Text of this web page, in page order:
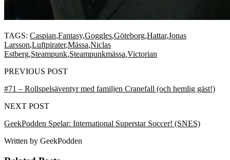
TAGS: Caspian,Fantasy,Goggles,Göteborg,Hattar,Jonas
Larsson,Luftpirater,Mässa,Niclas
Estberg,Steampunk,Steampunkmässa,Victorian
PREVIOUS POST
#71 – Rollspelsäventyr med familjen Cranefall (och hemlig gäst!)
NEXT POST
GeekPodden Spelar: International Superstar Soccer! (SNES)
Written by GeekPodden